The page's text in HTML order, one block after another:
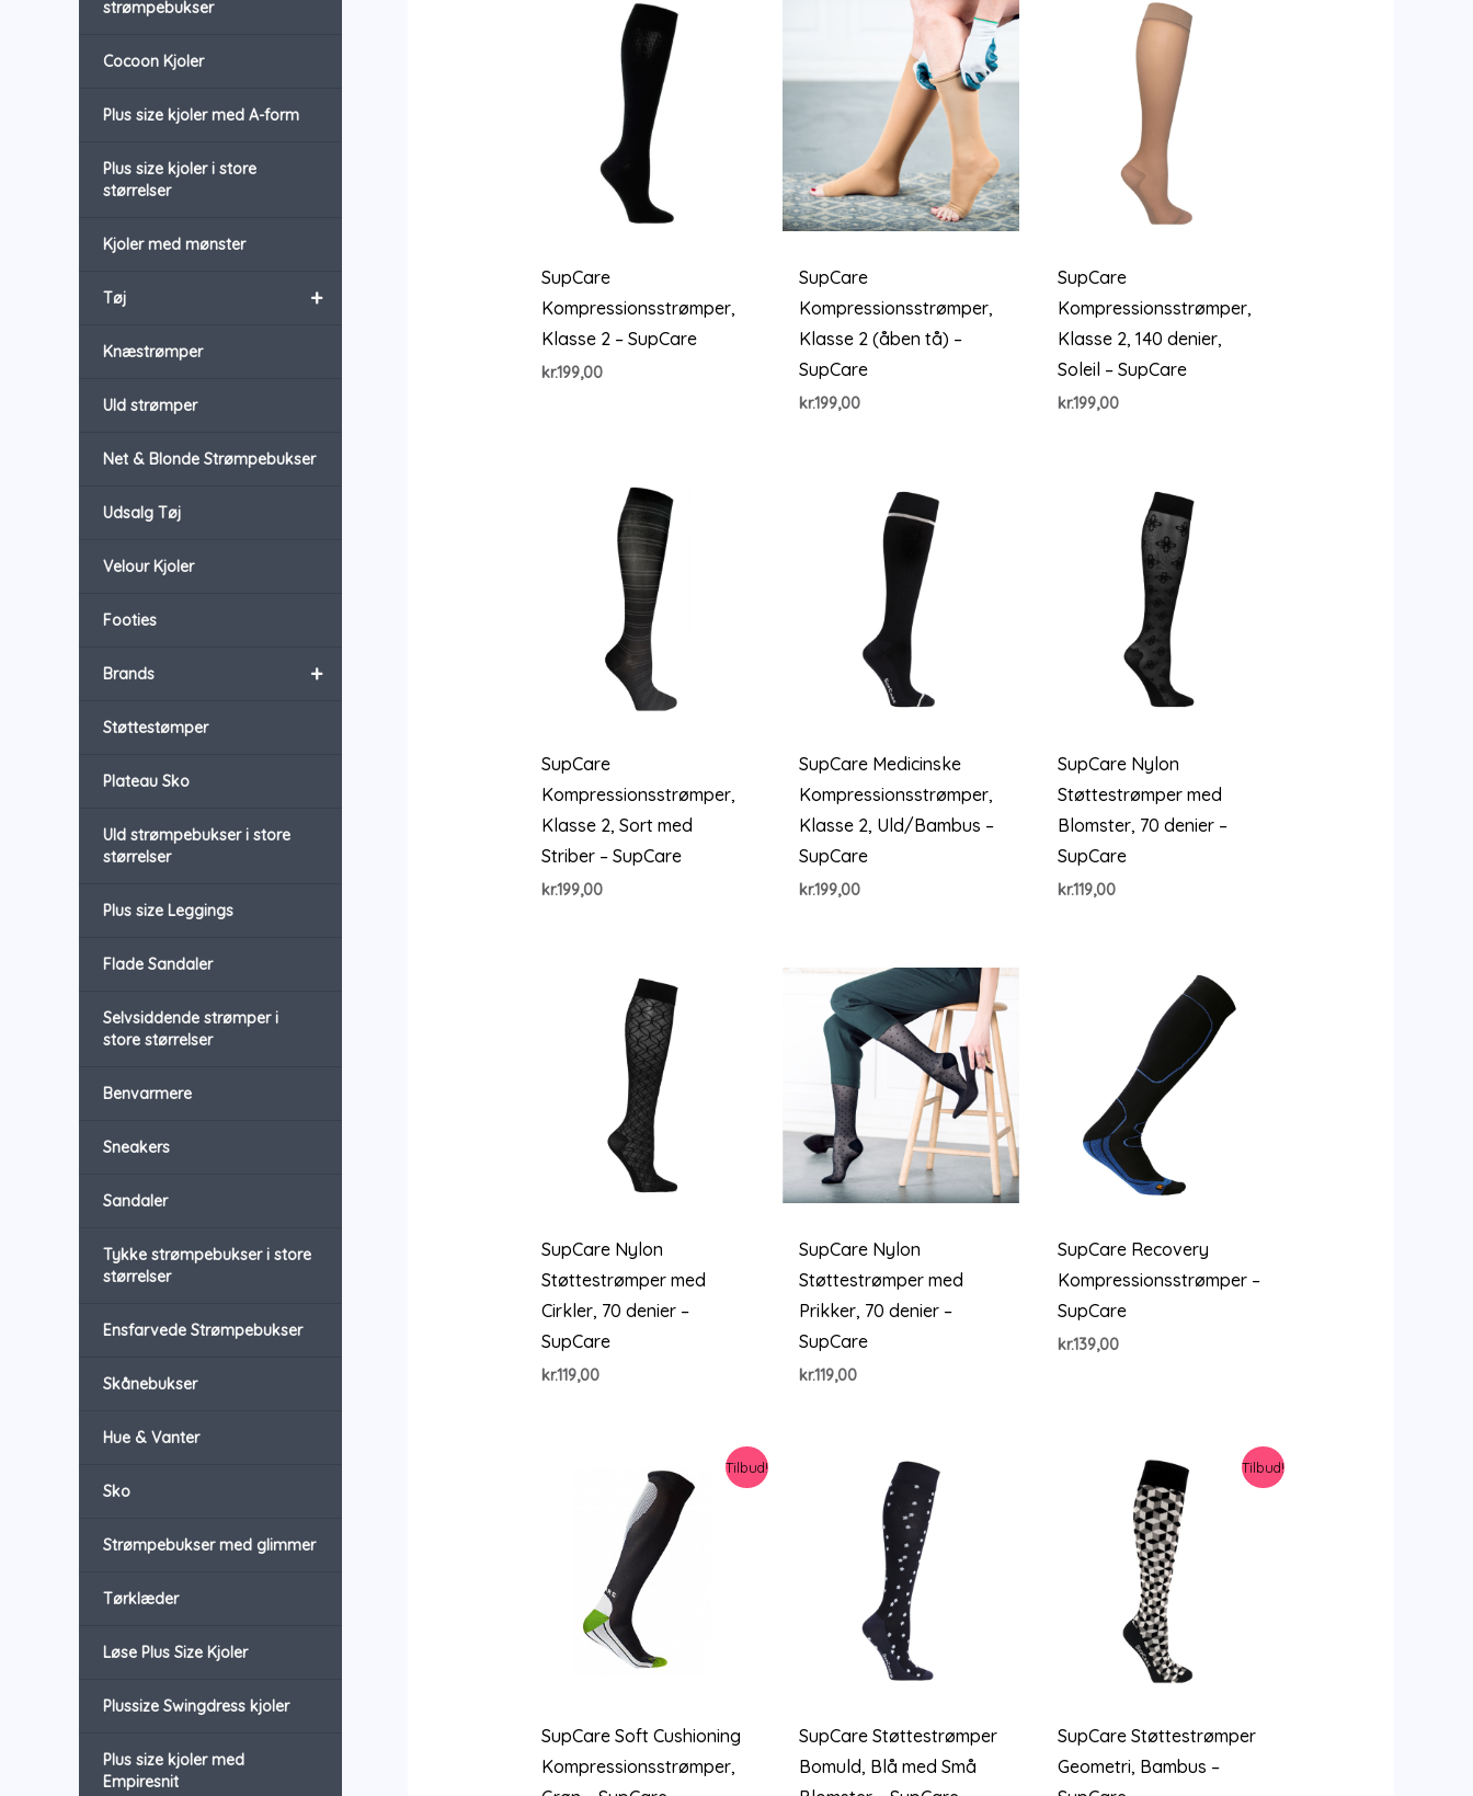
strømpebukser
Cocoon Kjoler
Plus size kjoler med A-form
Plus size kjoler i store
størrelser
Kjoler med mønster
+
Tøj
Knæstrømper
Uld strømper
Net & Blonde Strømpebukser
Udsalg Tøj
Velour Kjoler
Footies
+
Brands
Støttestømper
Plateau Sko
Uld strømpebukser i store
størrelser
Plus size Leggings
Flade Sandaler
Selvsiddende strømper i
store størrelser
Benvarmere
Sneakers
Sandaler
Tykke strømpebukser i store
størrelser
Ensfarvede Strømpebukser
Skånebukser
Hue & Vanter
Sko
Strømpebukser med glimmer
Tørklæder
Løse Plus Size Kjoler
Plussize Swingdress kjoler
Plus size kjoler med
Empiresnit
SupCare
Kompressionsstrømper,
Klasse 2 – SupCare
kr.199,00
SupCare
Kompressionsstrømper,
Klasse 2 (åben tå) –
SupCare
kr.199,00
SupCare
Kompressionsstrømper,
Klasse 2, 140 denier,
Soleil – SupCare
kr.199,00
SupCare
Kompressionsstrømper,
Klasse 2, Sort med
Striber – SupCare
kr.199,00
SupCare Medicinske
Kompressionsstrømper,
Klasse 2, Uld/Bambus –
SupCare
kr.199,00
SupCare Nylon
Støttestrømper med
Blomster, 70 denier –
SupCare
kr.119,00
SupCare Nylon
Støttestrømper med
Cirkler, 70 denier –
SupCare
kr.119,00
SupCare Nylon
Støttestrømper med
Prikker, 70 denier –
SupCare
kr.119,00
SupCare Recovery
Kompressionsstrømper –
SupCare
kr.139,00
Tilbud!
SupCare Soft Cushioning
Kompressionsstrømper,
SupCare Støttestrømper
Bomuld, Blå med Små
Tilbud!
SupCare Støttestrømper
Geometri, Bambus –